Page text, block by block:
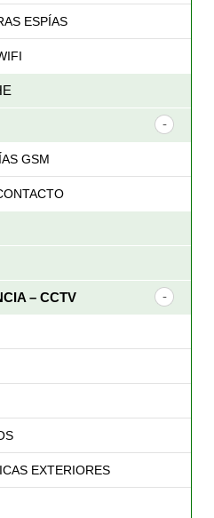
ESPÍAS
GSM
– CCTV
EXTERIORES